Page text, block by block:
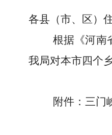
各县（市、区）
根据 《河
我局对本市四个
附件：三门